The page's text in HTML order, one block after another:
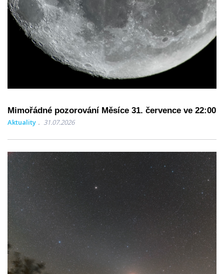
Mimořádné pozorování Měsíce 31. července ve 22:00
Aktuality 31.07.2026